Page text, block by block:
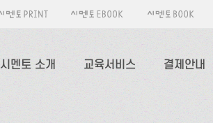
시멘토 소개 교육서비스 결제안내